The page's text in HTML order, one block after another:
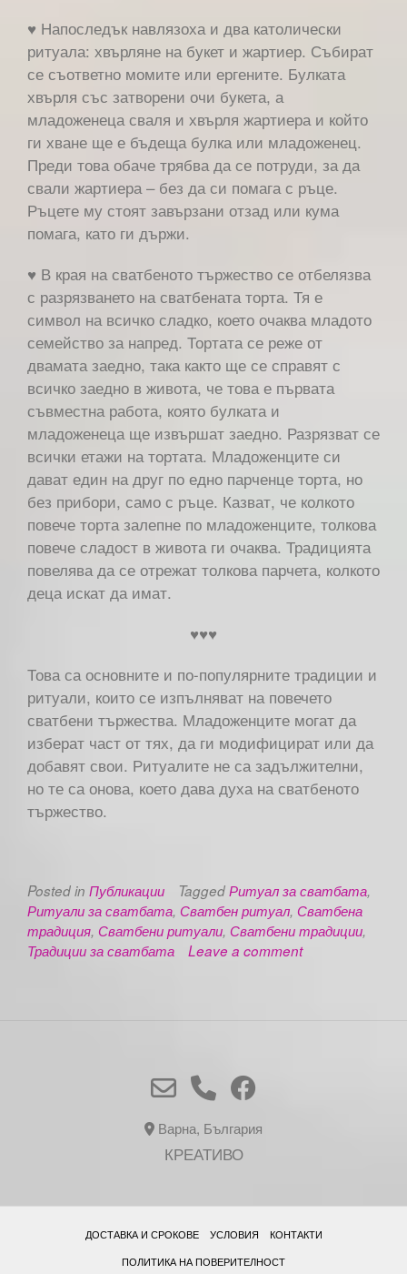
♥ Напоследък навлязоха и два католически
ритуала: хвърляне на букет и жартиер. Събират
се съответно момите или ергените. Булката
хвърля със затворени очи букета, а
младоженеца сваля и хвърля жартиера и който
ги хване ще е бъдеща булка или младоженец.
Преди това обаче трябва да се потруди, за да
свали жартиера – без да си помага с ръце.
Ръцете му стоят завързани отзад или кума
помага, като ги държи.
♥ В края на сватбеното тържество се отбелязва
с разрязването на сватбената торта. Тя е
символ на всичко сладко, което очаква младото
семейство за напред. Тортата се реже от
двамата заедно, така както ще се справят с
всичко заедно в живота, че това е първата
съвместна работа, която булката и
младоженеца ще извършат заедно. Разрязват се
всички етажи на тортата. Младоженците си
дават един на друг по едно парченце торта, но
без прибори, само с ръце. Казват, че колкото
повече торта залепне по младоженците, толкова
повече сладост в живота ги очаква. Традицията
повелява да се отрежат толкова парчета, колкото
деца искат да имат.
♥♥♥
Това са основните и по-популярните традиции и
ритуали, които се изпълняват на повечето
сватбени тържества. Младоженците могат да
изберат част от тях, да ги модифицират или да
добавят свои. Ритуалите не са задължителни,
но те са онова, което дава духа на сватбеното
тържество.
Posted in Публикации TaggedРитуал за сватбата,
Ритуали за сватбата, Сватбен ритуал, Сватбена
традиция, Сватбени ритуали, Сватбени традиции,
Традиции за сватбата
Leave a comment
Варна, България
КРЕАТИВО
ДОСТАВКА И СРОКОВЕ УСЛОВИЯ
КОНТАКТИ
ПОЛИТИКА НА ПОВЕРИТЕЛНОСТ